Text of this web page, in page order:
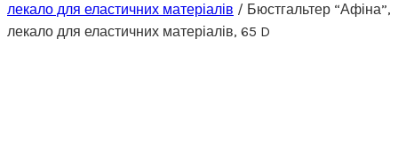
лекало для еластичних матеріалів / Бюстгальтер “Афіна”,
лекало для еластичних матеріалів, 65 D